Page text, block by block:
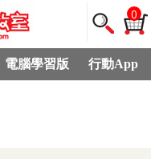
0
電腦學習版 行動App